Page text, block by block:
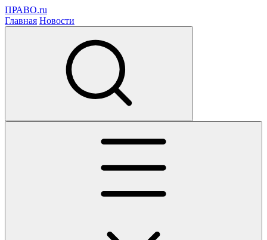
ПРАВО.ru
Главная Новости